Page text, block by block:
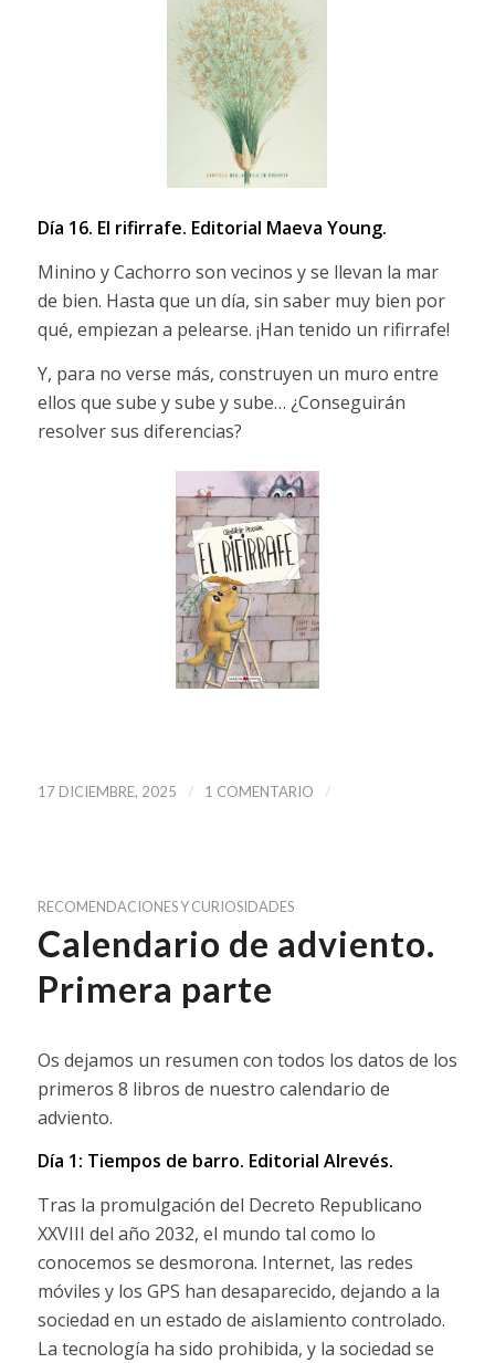
Día 16. El rifirrafe. Editorial Maeva Young.
Minino y Cachorro son vecinos y se llevan la mar
de bien. Hasta que un día, sin saber muy bien por
qué, empiezan a pelearse. ¡Han tenido un rifirrafe!
Y, para no verse más, construyen un muro entre
ellos que sube y sube y sube… ¿Conseguirán
resolver sus diferencias?
17 DICIEMBRE, 2025 / 1 COMENTARIO /
RECOMENDACIONES Y CURIOSIDADES
Calendario de adviento.
Primera parte
Os dejamos un resumen con todos los datos de los
primeros 8 libros de nuestro calendario de
adviento.
Día 1: Tiempos de barro. Editorial Alrevés.
Tras la promulgación del Decreto Republicano
XXVIII del año 2032, el mundo tal como lo
conocemos se desmorona. Internet, las redes
móviles y los GPS han desaparecido, dejando a la
sociedad en un estado de aislamiento controlado.
La tecnología ha sido prohibida, y la sociedad se